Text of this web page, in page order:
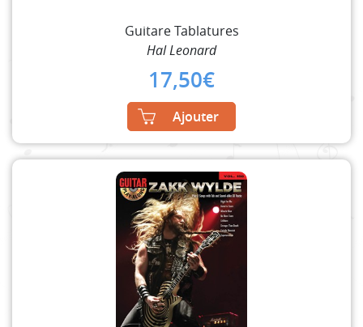
Guitare Tablatures
Hal Leonard
17,50€
Ajouter